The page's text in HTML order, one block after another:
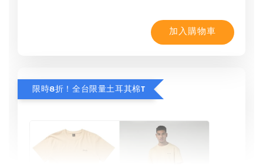
加入購物車
限時8折！全台限量土耳其棉T